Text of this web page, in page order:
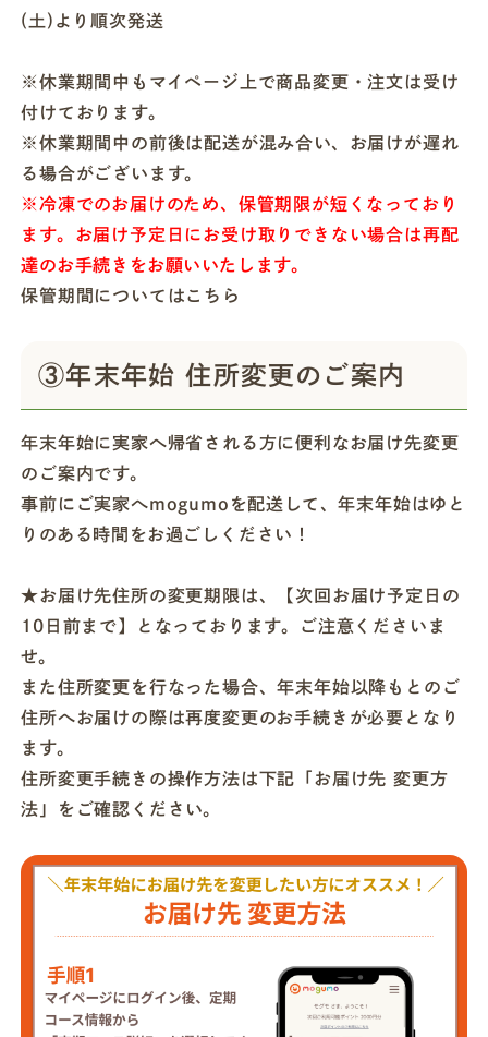
(土)より順次発送
※休業期間中もマイページ上で商品変更・注文は受け
付けております。
※休業期間中の前後は配送が混み合い、お届けが遅れ
る場合がございます。
※冷凍でのお届けのため、保管期限が短くなっており
ます。お届け予定日にお受け取りできない場合は再配
達のお手続きをお願いいたします。
保管期間についてはこちら
③年末年始 住所変更のご案内
年末年始に実家へ帰省される方に便利なお届け先変更
のご案内です。
事前にご実家へmogumoを配送して、年末年始はゆと
りのある時間をお過ごしください！
★お届け先住所の変更期限は、【次回お届け予定日の
10日前まで】となっております。ご注意くださいま
せ。
また住所変更を行なった場合、年末年始以降もとのご
住所へお届けの際は再度変更のお手続きが必要となり
ます。
住所変更手続きの操作方法は下記「お届け先 変更方
法」をご確認ください。